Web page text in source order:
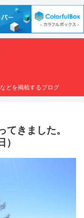
どを掲載するブログ
てきました。